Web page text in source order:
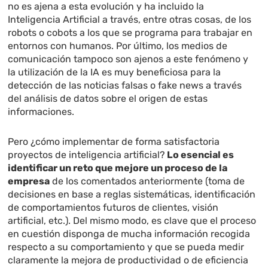
no es ajena a esta evolución y ha incluido la
Inteligencia Artificial a través, entre otras cosas, de los
robots o cobots a los que se programa para trabajar en
entornos con humanos. Por último, los medios de
comunicación tampoco son ajenos a este fenómeno y
la utilización de la IA es muy beneficiosa para la
detección de las noticias falsas o fake news a través
del análisis de datos sobre el origen de estas
informaciones.
Pero ¿cómo implementar de forma satisfactoria
proyectos de inteligencia artificial? Lo esencial es
identificar un reto que mejore un proceso de la
empresa de los comentados anteriormente (toma de
decisiones en base a reglas sistemáticas, identificación
de comportamientos futuros de clientes, visión
artificial, etc.). Del mismo modo, es clave que el proceso
en cuestión disponga de mucha información recogida
respecto a su comportamiento y que se pueda medir
claramente la mejora de productividad o de eficiencia